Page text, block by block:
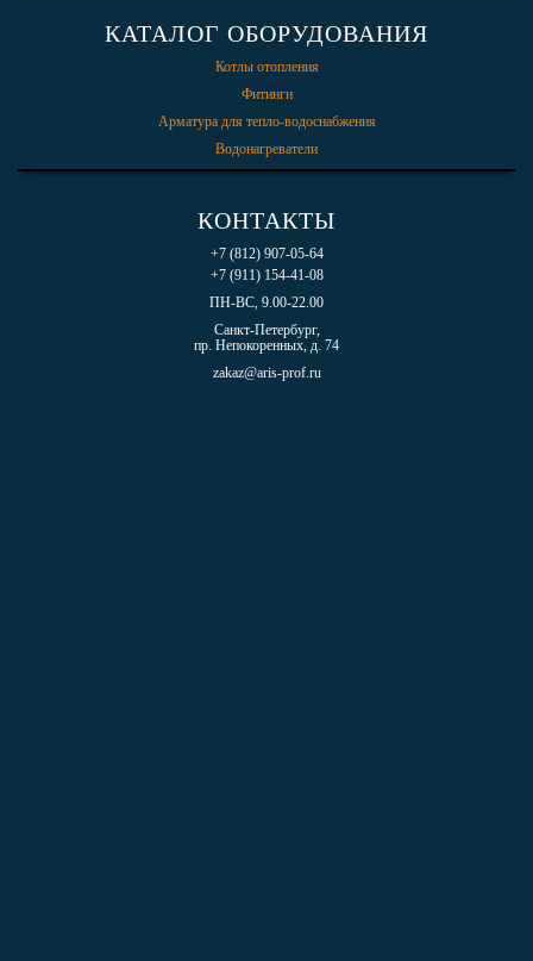
КАТАЛОГ ОБОРУДОВАНИЯ
Котлы отопления
Фитинги
Арматура для тепло-водоснабжения
Водонагреватели
КОНТАКТЫ
+7 (812) 907-05-64
+7 (911) 154-41-08
ПН-ВС, 9.00-22.00
Санкт-Петербург,
пр. Непокоренных, д. 74
zakaz@aris-prof.ru